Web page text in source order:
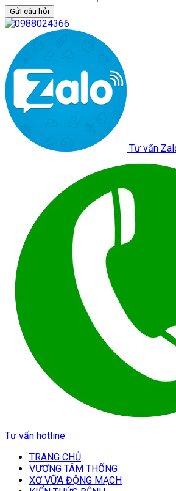
Gửi câu hỏi
Tư vấn
Tư vấn hotline
TRANG CHỦ
VƯƠNG TÂM THỐNG
XƠ VỮA ĐỘNG MẠCH